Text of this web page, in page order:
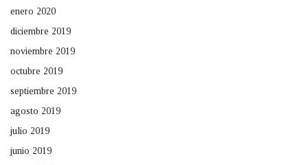
enero 2020
diciembre 2019
noviembre 2019
octubre 2019
septiembre 2019
agosto 2019
julio 2019
junio 2019